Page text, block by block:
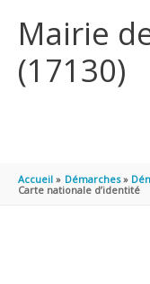
Mairie
(17130)
Accueil Démarches
Carte nationale d’identité